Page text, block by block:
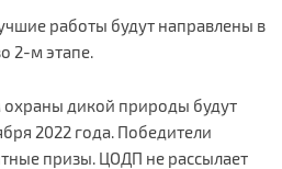
работы будут направлены в
2-м этапе.
охраны дикой природы будут
2022 года. Победители
призы. ЦОДП не рассылает